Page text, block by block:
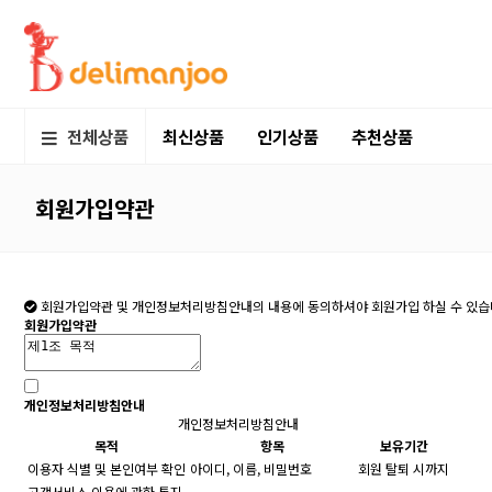
전체상품 최신상품 인기상품 추천상품
회원가입약관
회원가입약관 및 개인정보처리방침안내의 내용에 동의하셔야 회원가입 하실 수 있
회원가입약관
개인정보처리방침안내
개인정보처리방침안내
목적
항목
보유기간
이용자 식별 및 본인여부 확인 아이디, 이름, 비밀번호
회원 탈퇴 시까지